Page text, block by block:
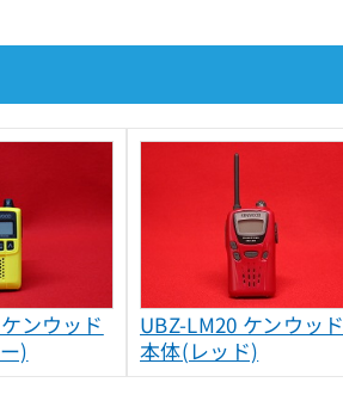
ンウッド
)
UBZ-LM20 ケンウッド
本体(レッド)